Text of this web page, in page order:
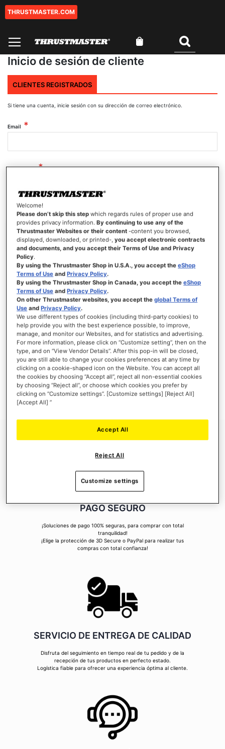
THRUSTMASTER.COM
Inicio de sesión de cliente
CLIENTES REGISTRADOS
Si tiene una cuenta, inicie sesión con su dirección de correo electrónico.
Email
Contraseña
Mostrar contraseña
INICIAR SESIÓN
¿Olvidó su contraseña?
NUEVOS CLIENTES
Crear una cuenta tiene muchos beneficios: Pago más rápido, guardar más de una
dirección, seguimiento de pedidos y mucho más.
CREAR UNA CUENTA
PAGO SEGURO
¡Soluciones de pago 100% seguras, para comprar con total
tranquilidad!
¡Elige la protección de 3D Secure o PayPal para realizar tus
compras con total confianza!
SERVICIO DE ENTREGA DE CALIDAD
Disfruta del seguimiento en tiempo real de tu pedido y de la
recepción de tus productos en perfecto estado.
Logística fiable para ofrecer una experiencia óptima al cliente.
Welcome!
Please don’t skip this step which regards rules of proper use and
provides privacy information.By continuing to use any of the
Thrustmaster Websites or their content -content you browsed,
displayed, downloaded, or printed-,you accept electronic contracts
and documents, and you accept their Terms of Use and Privacy
Policy.
By using the Thrustmaster Shop in U.S.A., you accept theeShop
Terms of Use andPrivacy Policy.
By using the Thrustmaster Shop in Canada, you accept theeShop
Terms of Use andPrivacy Policy.
On other Thrustmaster websites, you accept theglobal Terms of
Use andPrivacy Policy.
We use different types of cookies (including third-party cookies) to
help provide you with the best experience possible, to improve,
manage, and monitor our Websites, and for statistics and advertising.
For more information, please click on “Customize setting”, then on the
type, and on “View Vendor Details”. After this pop-in will be closed,
you are still able to change your cookies preferences at any time by
clicking on a cookie-shaped icon on the Website. You can accept all
the cookies by choosing “Accept all”, reject all non-essential cookies
by choosing “Reject all”, or choose which cookies you prefer by
clicking on “Customize settings”. [Customize settings] [Reject All]
[Accept All] ”
Reject All
Accept All
Customize settings